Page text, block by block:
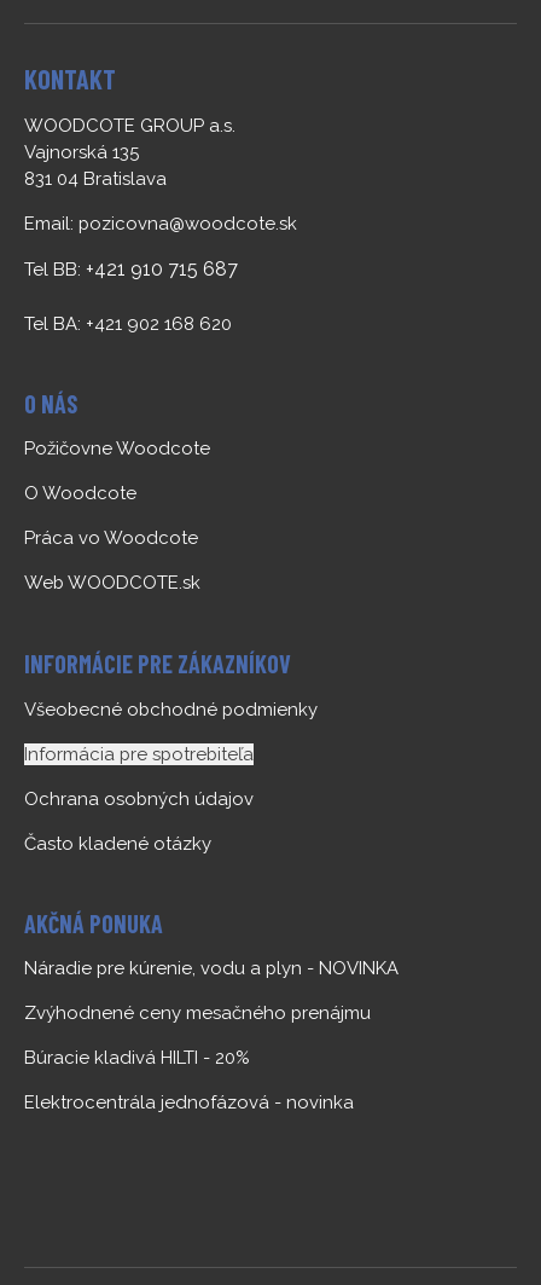
KONTAKT
WOODCOTE GROUP a.s.
Vajnorská 135
831 04 Bratislava
Email: pozicovna@woodcote.sk
Tel BB: +421 910 715 687
Tel BA: +421 902 168 620
O NÁS
Požičovne Woodcote
O Woodcote
Práca vo Woodcote
Web WOODCOTE.sk
INFORMÁCIE PRE ZÁKAZNÍKOV
Všeobecné obchodné podmienky
Informácia pre spotrebiteľa
Ochrana osobných údajov
Často kladené otázky
AKČNÁ PONUKA
Náradie pre kúrenie, vodu a plyn - NOVINKA
Zvýhodnené ceny mesačného prenájmu
Búracie kladivá HILTI - 20%
Elektrocentrála jednofázová - novinka